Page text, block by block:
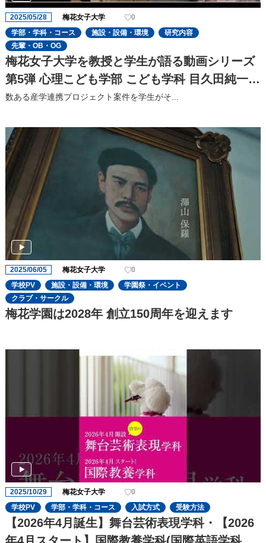
2025/05/28 梅花女子大学
0
学部・学科・コース
施設・設備・環境
研究内容
先輩・OB・OG
梅花女子大学を教授と学生が語る動画シリーズ
第5弾 心理こども学部 こども学科 目久田純一教
授と、目久田ゼミで学ぶ学生2人が、梅花の特
語ってくれました!
数ある産学連携プロジェクト案件を学生がそ...
2025/06/05 梅花女子大学
0
学校PV
施設・設備・環境
学園祭・イベント
クラブ・サークル
梅花学園は2028年 創立150周年を迎えます
2025/10/29 梅花女子大学
0
学校PV
学部・学科・コース 入試方式 受験方法
【2026年4月誕生】舞台芸術表現学科・【2026